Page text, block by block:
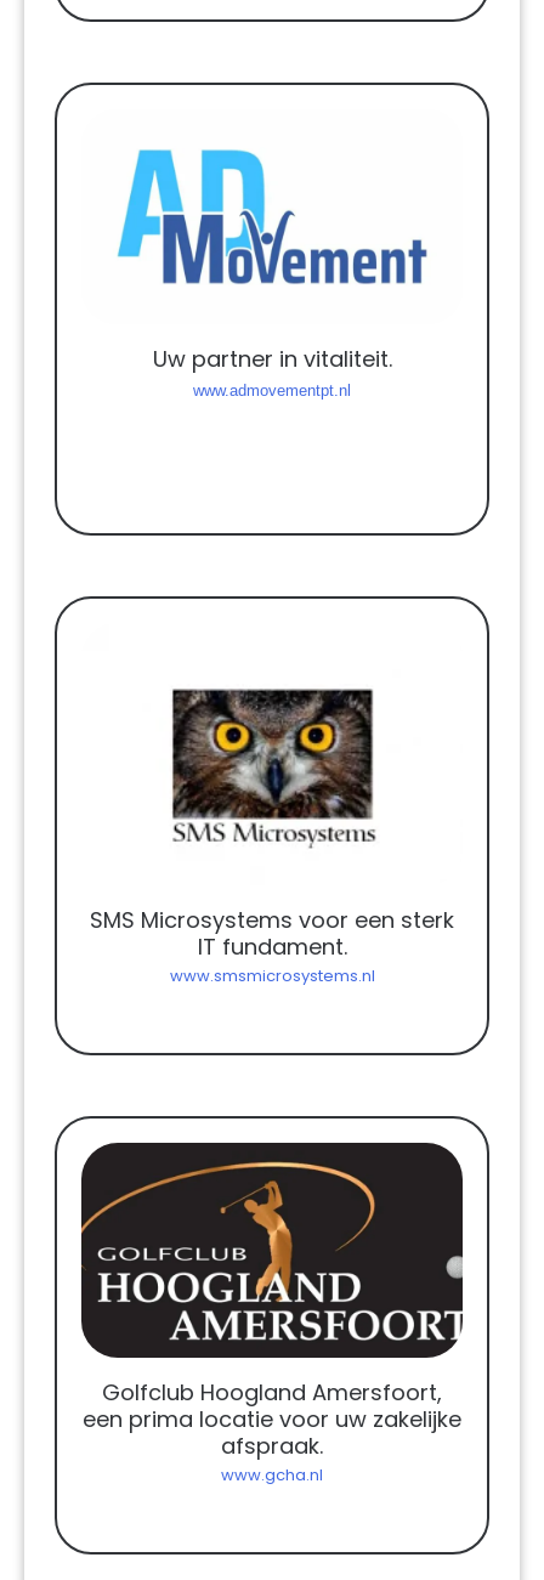
Uw partner in vitaliteit.
www.admovementpt.nl
SMS Microsystems voor een sterk
IT fundament.
www.smsmicrosystems.nl
Golfclub Hoogland Amersfoort,
een prima locatie voor uw zakelijke
afspraak.
www.gcha.nl